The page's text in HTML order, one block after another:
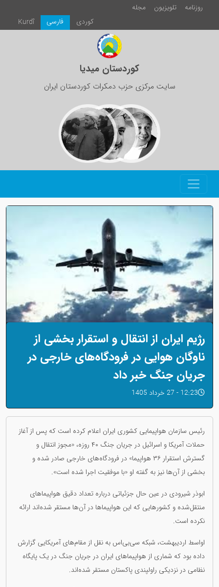
روزنامە تلویزیون
مجلە
Kurdî
فارسی كوردی
کوردستان میدیا
سایت مرکزی حزب دمکرات کوردستان ایران
رژیم ایران از انتقال و استقرار بخشی از
ناوگان هوایی در فرودگاه‌های خارجی در
جریان جنگ خبر داد
12:23 - 27 خرداد 1405
رئیس سازمان هواپیمایی کشوری ایران اعلام کرده است که پس از آغاز
حملات آمریکا و اسرائیل در جریان جنگ ۴۰ روزه، «مجوز انتقال و
گسترش استقرار ۳۶ هواپیما» در فرودگاه‌های خارجی صادر شده و
بخشی از آن‌ها نیز به گفته او «با موفقیت اجرا شده است».
ابوذر شیرودی در عین حال جزئیاتی درباره تعداد دقیق هواپیماهای
منتقل‌شده و کشورهایی که این هواپیماها در آن‌ها مستقر شده‌اند ارائه
نکرده است.
اواسط اردیبهشت، شبکه سی‌بی‌اس به نقل از مقام‌های آمریکایی گزارش
داده بود که شماری از هواپیماهای ایران در جریان جنگ در یک پایگاه
نظامی در نزدیکی راولپندی پاکستان مستقر شده‌اند.